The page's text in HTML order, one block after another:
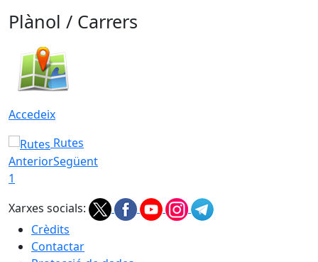
Plànol / Carrers
Accedeix
Rutes
AnteriorSegüent
1
Xarxes socials:
Crèdits
Contactar